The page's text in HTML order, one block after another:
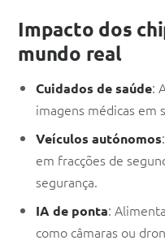
Impacto dos
mundo real
Cuidados de saúde:
imagens médicas em
Veículos autónomos
em fracções de
segurança.
IA de ponta:
como câmaras ou